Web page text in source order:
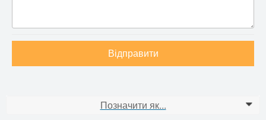
Відправити
Позначити як... 0